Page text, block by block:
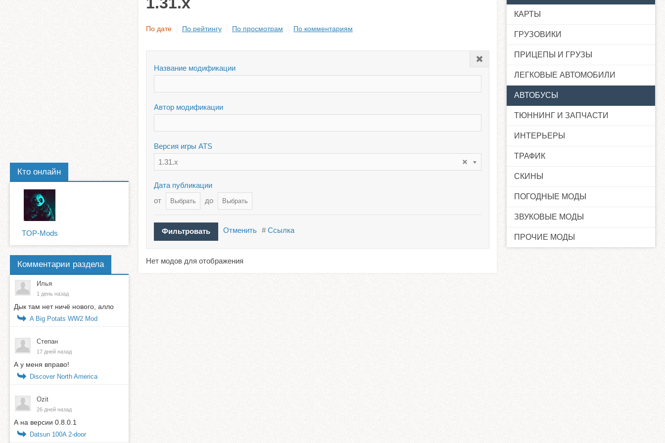
По дате По рейтингу По просмотрам По комментариям
Название модификации
Автор модификации
Версия игры ATS
1.31.x
Дата публикации
от
до
Отменить #Ссылка
Нет модов для отображения
Кто онлайн
TOP-Mods
Комментарии раздела
Илья
1 день назад
Дык там нет ничё нового, алло
A Big Potats WW2 Mod
Степан
17 дней назад
А у меня вправо!
Discover North America
Ozit
26 дней назад
А на версии 0.8.0.1
Datsun 100A 2-door
КАРТЫ
ГРУЗОВИКИ
ПРИЦЕПЫ И ГРУЗЫ
ЛЕГКОВЫЕ АВТОМОБИЛИ
АВТОБУСЫ
ТЮННИНГ И ЗАПЧАСТИ
ИНТЕРЬЕРЫ
ТРАФИК
СКИНЫ
ПОГОДНЫЕ МОДЫ
ЗВУКОВЫЕ МОДЫ
ПРОЧИЕ МОДЫ